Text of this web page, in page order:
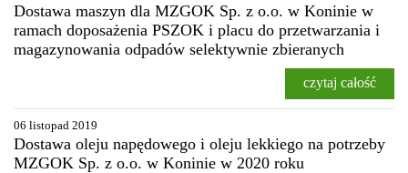
Dostawa maszyn dla MZGOK Sp. z o.o. w Koninie w
ramach doposażenia PSZOK i placu do przetwarzania i
magazynowania odpadów selektywnie zbieranych
czytaj całość
06 listopad 2019
Dostawa oleju napędowego i oleju lekkiego na potrzeby
MZGOK Sp. z o.o. w Koninie w 2020 roku